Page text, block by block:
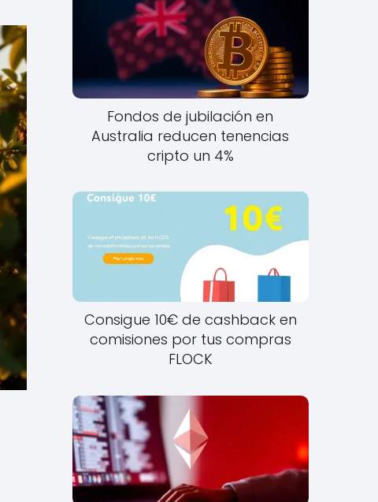
Fondos de jubilación en
Australia reducen tenencias
cripto un 4%
Consigue 10€ de cashback en
comisiones por tus compras
FLOCK